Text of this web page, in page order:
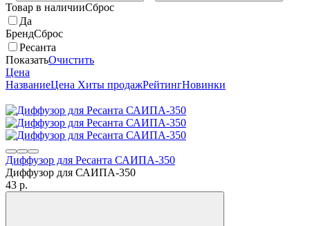
Товар в наличииСброс
Да
БрендСброс
Ресанта
ПоказатьОчистить
Цена
НазваниеЦена Хиты продажРейтингНовинки
Диффузор для Ресанта САИПА-350
Диффузор для САИПА-350
43 p.